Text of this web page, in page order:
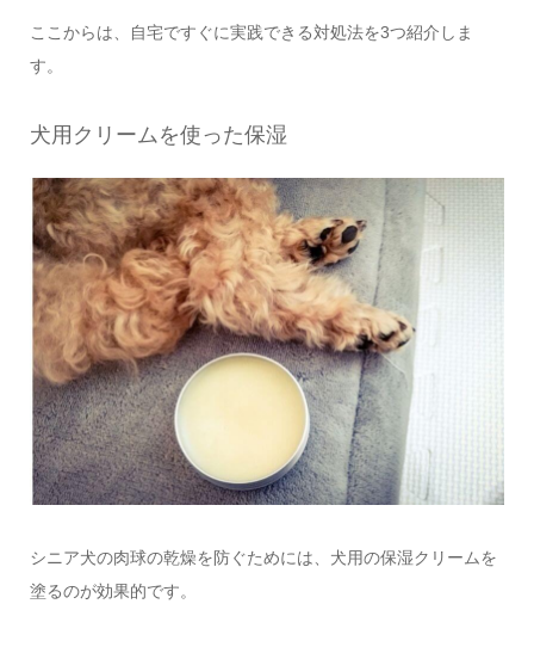
ここからは、自宅ですぐに実践できる対処法を3つ紹介しま
す。
犬用クリームを使った保湿
シニア犬の肉球の乾燥を防ぐためには、犬用の保湿クリームを
塗るのが効果的です。